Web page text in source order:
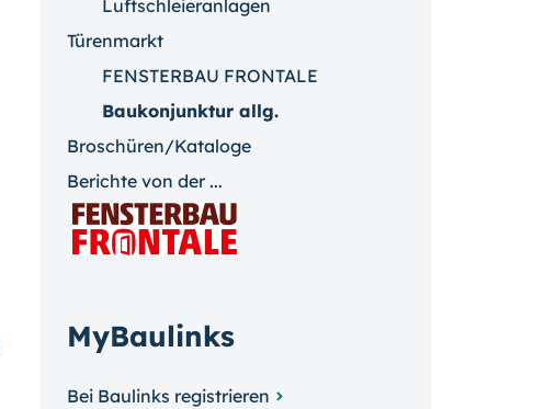
Luftschleieranlagen
Türenmarkt
FENSTERBAU FRONTALE
Baukonjunktur allg.
Broschüren/Kataloge
Berichte von der ...
MyBaulinks
Bei Baulinks registrieren